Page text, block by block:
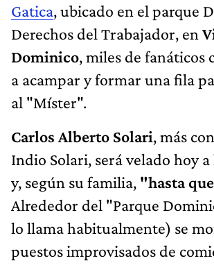
Gatica, ubicado en el parque
Derechos del Trabajador, en
Dominico, miles de fanáticos
a acampar y formar una fila
al "Míster".
Carlos Alberto Solari, más
Indio Solari, será velado hoy a
y, según su familia, "hasta
Alrededor del "Parque
lo llama habitualmente) se
puestos improvisados de